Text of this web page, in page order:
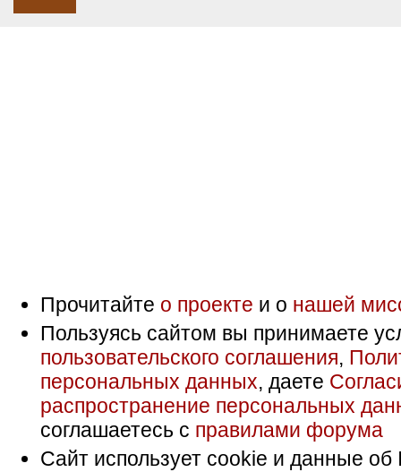
Прочитайте о проекте и о нашей
Пользуясь сайтом вы принимаете
пользовательского соглашения,
персональных данных, даете
распространение персональных
соглашаетесь с правилами форума
Сайт использует cookie и данные об